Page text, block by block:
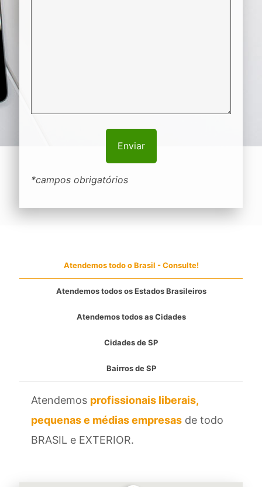
*campos obrigatórios
Atendemos todo o Brasil - Consulte!
Atendemos todos os Estados Brasileiros
Atendemos todos as Cidades
Cidades de SP
Bairros de SP
Atendemos profissionais liberais,
pequenas e médias empresas de todo
BRASIL e EXTERIOR.